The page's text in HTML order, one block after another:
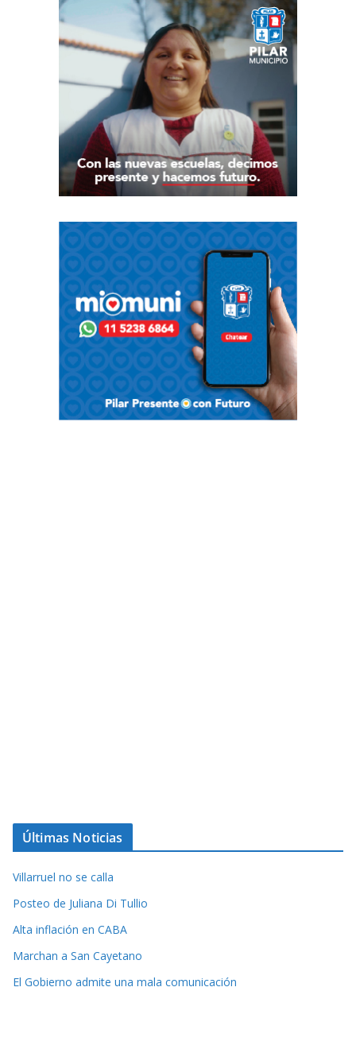
Últimas Noticias
Villarruel no se calla
Posteo de Juliana Di Tullio
Alta inflación en CABA
Marchan a San Cayetano
El Gobierno admite una mala comunicación